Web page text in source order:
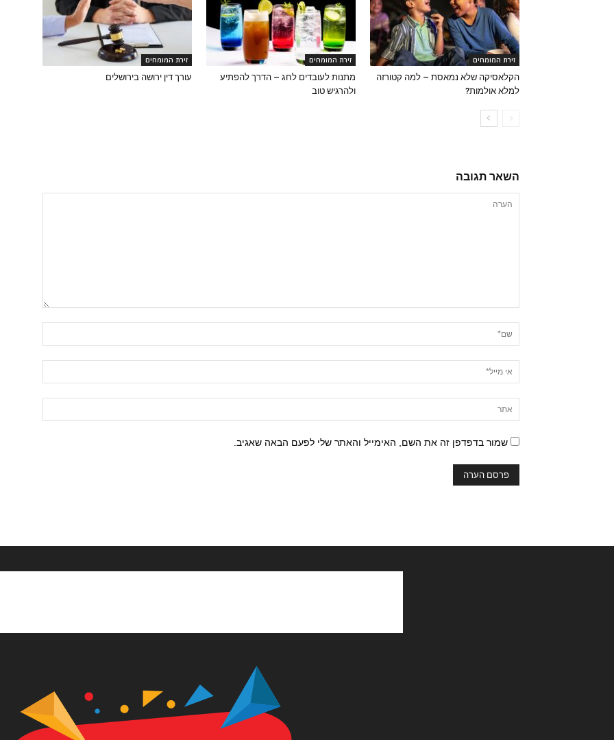
זירת המומחים
הקלאסיקה שלא נמאסת – למה קטורזה
למלא אולמות?
זירת המומחים
מתנות לעובדים לחג – הדרך להפתיע
ולהרגיש טוב
זירת המומחים
עורך דין ירושה בירושלים
השאר תגובה
שמור בדפדפן זה את השם, האימייל והאתר שלי לפעם הבאה שאגיב.